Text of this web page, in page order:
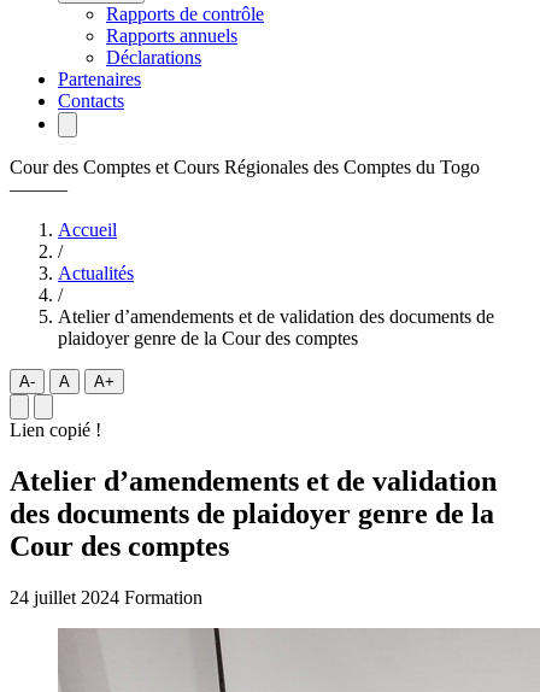
Rapports de contrôle
Rapports annuels
Déclarations
Partenaires
Contacts
Cour des Comptes et Cours Régionales des Comptes du Togo
———
Accueil
/
Actualités
/
Atelier d’amendements et de validation des documents de
plaidoyer genre de la Cour des comptes
A- A A+
Lien copié !
Atelier d’amendements et de validation
des documents de plaidoyer genre de la
Cour des comptes
24 juillet 2024 Formation